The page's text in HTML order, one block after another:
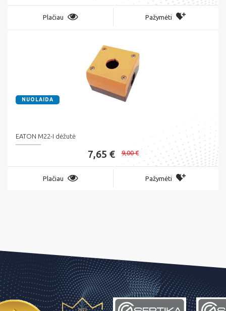
Plačiau Pažymėti
NUOLAIDA
EATON M22-I dėžutė
7,65 € 9,00 €
Plačiau Pažymėti